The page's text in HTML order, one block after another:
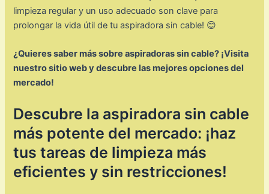
limpieza regular y un uso adecuado son clave para
prolongar la vida útil de tu aspiradora sin cable! 😊
¿Quieres saber más sobre aspiradoras sin cable? ¡Visita
nuestro sitio web y descubre las mejores opciones del
mercado!
Descubre la aspiradora sin cable
más potente del mercado: ¡haz
tus tareas de limpieza más
eficientes y sin restricciones!